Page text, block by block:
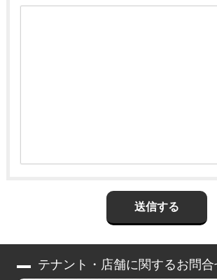
テナント・店舗に関するお問合